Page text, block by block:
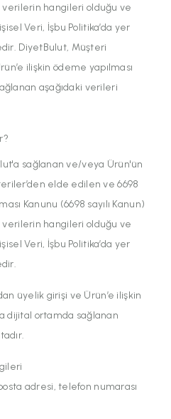
verilerin hangileri olduğu ve
Veri, İşbu Politika’da yer
DiyetBulut, Müşteri
ilişkin ödeme yapılması
aşağıdaki verileri
sağlanan ve/veya Ürün'ün
elde edilen ve 6698
Kanunu (6698 sayılı Kanun)
verilerin hangileri olduğu ve
Veri, İşbu Politika’da yer
üyelik girişi ve Ürün’e ilişkin
dijital ortamda sağlanan
adresi, telefon numarası